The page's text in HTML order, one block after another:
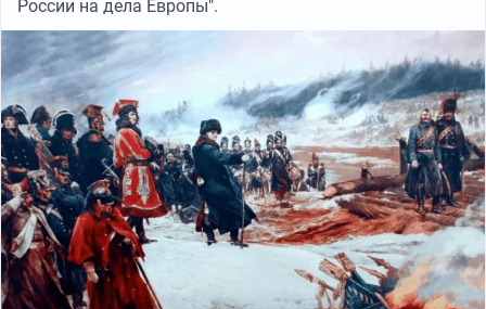
России на дела Европы".